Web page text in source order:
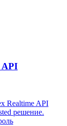
API
Realtime API
решение.